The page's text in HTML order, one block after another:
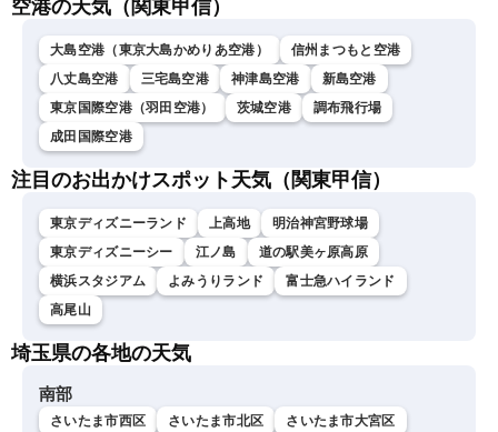
空港の天気（関東甲信）
大島空港（東京大島かめりあ空港）
信州まつもと空港
八丈島空港
三宅島空港 神津島空港
新島空港
東京国際空港（羽田空港）
茨城空港
調布飛行場
成田国際空港
注目のお出かけスポット天気（関東甲信）
東京ディズニーランド 上高地
明治神宮野球場
東京ディズニーシー
江ノ島
道の駅美ヶ原高原
横浜スタジアム
よみうりランド
富士急ハイランド
高尾山
埼玉県の各地の天気
南部
さいたま市西区 さいたま市北区 さいたま市大宮区